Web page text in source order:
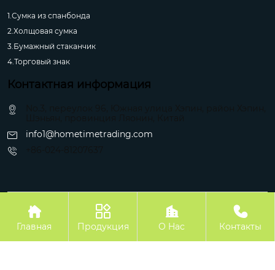
1.Сумка из спанбонда
2.Холщовая сумка
3.Бумажный стаканчик
4.Торговый знак
Контактная информация
info1@hometimetrading.com
Авторское право©Шэньян Хуэйфэнтай Импорт и Экспорт Ко.

Главная

Продукция

О Hас

Контакты